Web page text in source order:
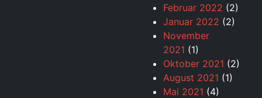
Februar 2022 (2)
Januar 2022 (2)
November
2021 (1)
Oktober 2021 (2)
August 2021 (1)
Mai 2021 (4)